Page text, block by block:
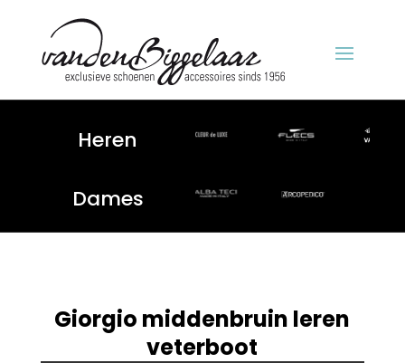
Heren
Dames
Giorgio middenbruin leren
veterboot